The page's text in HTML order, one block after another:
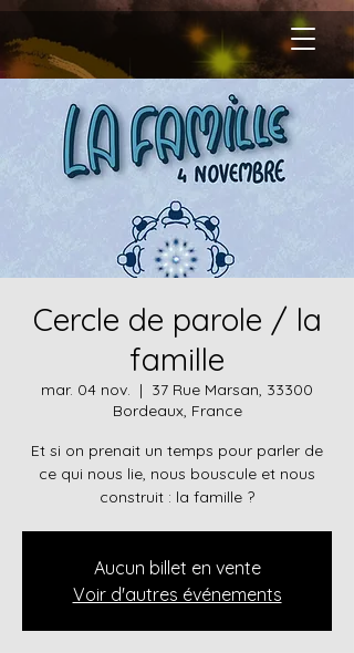
Cercle de parole / la
famille
mar. 04 nov.
  |
37 Rue Marsan, 33300
Bordeaux, France
Et si on prenait un temps pour parler de
ce qui nous lie, nous bouscule et nous
construit : la famille ?
Aucun billet en vente
Voir d'autres événements